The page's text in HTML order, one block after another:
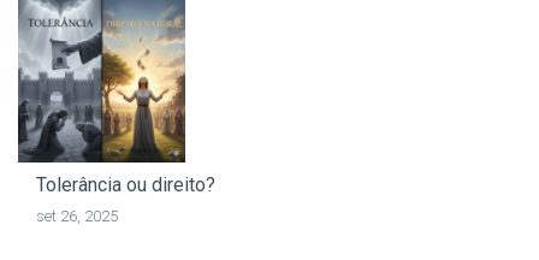
Tolerância ou direito?
set 26, 2025